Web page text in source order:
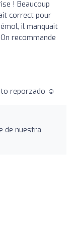
! Beaucoup
correct pour
il manquait
recommande
reporzado ☺
de nuestra